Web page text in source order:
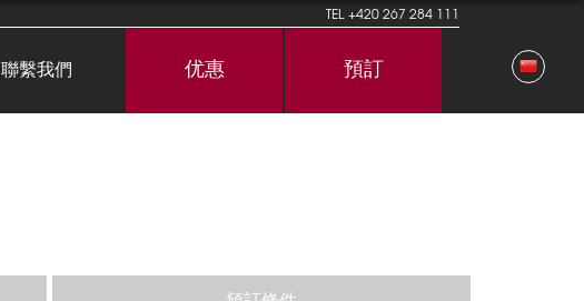
TEL+420 267 284 111
聯繫我們 优惠 預訂